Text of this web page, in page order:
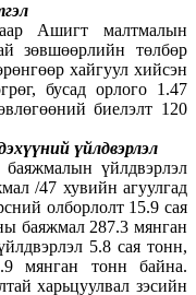
Ашигт малтмалын
зөвшөөрлийн төлбөр
хайгуул хийсэн
бусад орлого 1.47
биелэлт 120
үйлдвэрлэл
үйлдвэрлэл
/47 хувийн агуулгад
олборлолт 15.9 сая
баяжмал 287.3 мянган
5.8 сая тонн,
мянган тонн байна.​
харьцуулвал зэсийн